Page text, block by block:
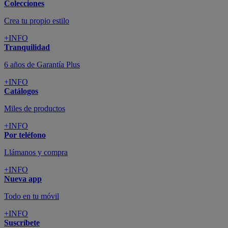
Colecciones
Crea tu propio estilo
+INFO
Tranquilidad
6 años de Garantía Plus
+INFO
Catálogos
Miles de productos
+INFO
Por teléfono
Llámanos y compra
+INFO
Nueva app
Todo en tu móvil
+INFO
Suscríbete